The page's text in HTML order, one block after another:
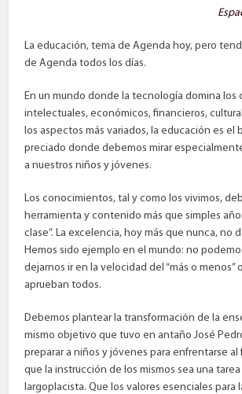
La educación, tema de Agenda hoy, pero
de Agenda todos los días.
En un mundo donde la tecnología domina los
intelectuales, económicos, financieros,
los aspectos más variados, la educación es el
preciado donde debemos mirar
a nuestros niños y jóvenes.
Los conocimientos, tal y como los vivimos,
herramienta y contenido más que simples
clase”. La excelencia, hoy más que nunca, no
Hemos sido ejemplo en el mundo: no
dejarnos ir en la velocidad del “más o menos”
aprueban todos.
Debemos plantear la transformación de la
mismo objetivo que tuvo en antaño José
preparar a niños y jóvenes para enfrentarse al
que la instrucción de los mismos sea una
largoplacista. Que los valores esenciales para